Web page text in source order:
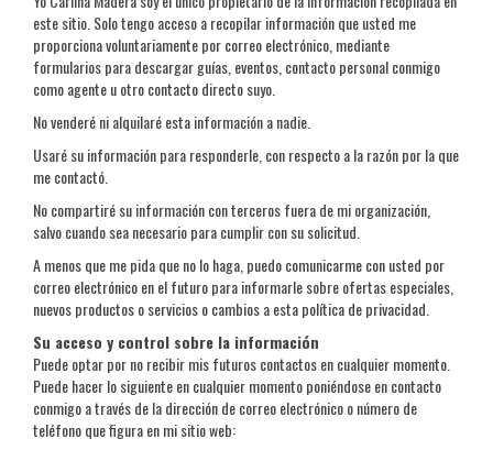
este sitio. Solo tengo acceso a recopilar información que usted me
proporciona voluntariamente por correo electrónico, mediante
formularios para descargar guías, eventos, contacto personal conmigo
como agente u otro contacto directo suyo.
No venderé ni alquilaré esta información a nadie.
Usaré su información para responderle, con respecto a la razón por la que
me contactó.
No compartiré su información con terceros fuera de mi organización,
salvo cuando sea necesario para cumplir con su solicitud.
A menos que me pida que no lo haga, puedo comunicarme con usted por
correo electrónico en el futuro para informarle sobre ofertas especiales,
nuevos productos o servicios o cambios a esta política de privacidad.
Su acceso y control sobre la información
Puede optar por no recibir mis futuros contactos en cualquier momento.
Puede hacer lo siguiente en cualquier momento poniéndose en contacto
conmigo a través de la dirección de correo electrónico o número de
teléfono que figura en mi sitio web: